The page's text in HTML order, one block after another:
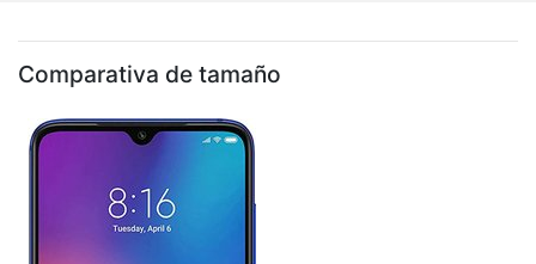
Comparativa de tamaño